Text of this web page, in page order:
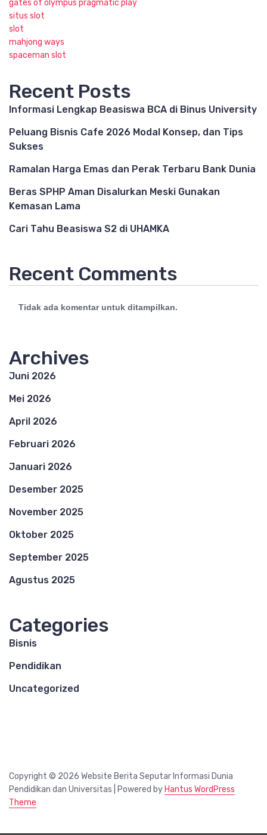
gates of olympus pragmatic play
situs slot
slot
mahjong ways
spaceman slot
Recent Posts
Informasi Lengkap Beasiswa BCA di Binus University
Peluang Bisnis Cafe 2026 Modal Konsep, dan Tips
Sukses
Ramalan Harga Emas dan Perak Terbaru Bank Dunia
Beras SPHP Aman Disalurkan Meski Gunakan
Kemasan Lama
Cari Tahu Beasiswa S2 di UHAMKA
Recent Comments
Tidak ada komentar untuk ditampilkan.
Archives
Juni 2026
Mei 2026
April 2026
Februari 2026
Januari 2026
Desember 2025
November 2025
Oktober 2025
September 2025
Agustus 2025
Categories
Bisnis
Pendidikan
Uncategorized
Copyright © 2026 Website Berita Seputar Informasi Dunia
Pendidikan dan Universitas | Powered by Hantus WordPress
Theme